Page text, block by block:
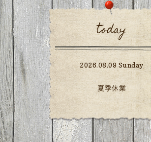
today
2026.08.09 Sunday
夏季休業